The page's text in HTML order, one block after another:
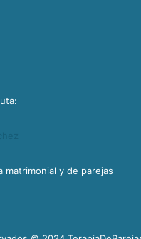
matrimonial y de parejas